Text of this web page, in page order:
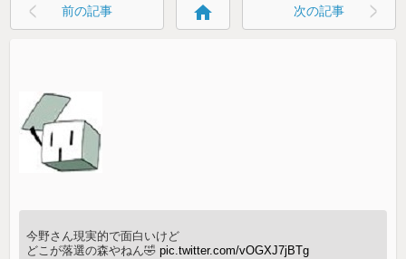
前の記事 home 次の記事
今野さん現実的で面白いけど
どこが落選の森やねん🤣pic.twitter.com/vOGXJ7jBTg